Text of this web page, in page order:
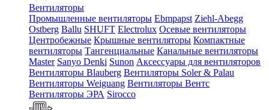
Вентиляторы
Промышленные вентиляторы Ebmpapst Ziehl-Abegg
Ostberg Ballu SHUFT Electrolux Осевые вентиляторы
Центробежные Крышные вентиляторы Компактные
вентиляторы Тангенциальные Канальные вентиляторы
Master Sanyo Denki Sunon Аксессуары для вентиляторов
Вентиляторы Blauberg Вентиляторы Soler & Palau
Вентиляторы Weiguang Вентиляторы Вентс
Вентиляторы ЭРА Sirocco